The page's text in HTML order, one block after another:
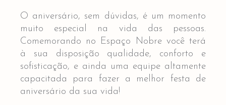
O aniversário, sem dúvidas, é um momento
muito especial na vida das pessoas.
Comemorando no Espaço Nobre você terá
à sua disposição qualidade, conforto e
sofisticação, e ainda uma equipe altamente
capacitada para fazer a melhor festa de
aniversário da sua vida!